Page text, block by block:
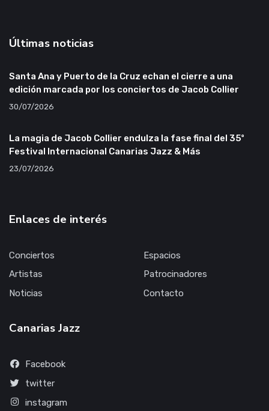
Últimas noticias
Santa Ana y Puerto de la Cruz echan el cierre a una
edición marcada por los conciertos de Jacob Collier
30/07/2026
La magia de Jacob Collier endulza la fase final del 35º
Festival Internacional Canarias Jazz & Más
23/07/2026
Enlaces de interés
Conciertos
Artistas
Noticias
Espacios
Patrocinadores
Contacto
Canarias Jazz
Facebook
twitter
instagram